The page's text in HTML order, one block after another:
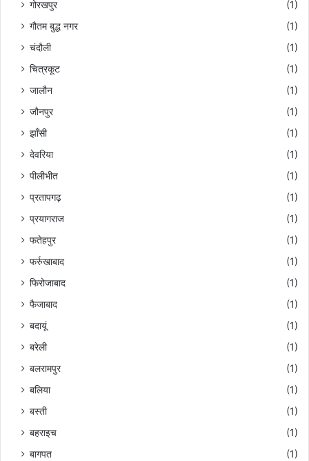
गोरखपुर
(1)
गौतम बुद्ध नगर
(1)
चंदौली
(1)
चित्रकूट
(1)
जालौन
(1)
जौनपुर
(1)
झाँसी
(1)
देवरिया
(1)
पीलीभीत
(1)
प्रतापगढ़
(1)
प्रयागराज
(1)
फतेहपुर
(1)
फर्रुखाबाद
(1)
फिरोजाबाद
(1)
फैजाबाद
(1)
बदायूं
(1)
बरेली
(1)
बलरामपुर
(1)
बलिया
(1)
बस्ती
(1)
बहराइच
(1)
बागपत
(1)